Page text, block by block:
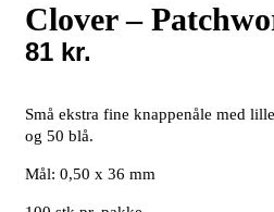
Clover –
81 kr.
Små ekstra fine knappenåle med
og 50 blå.
Mål: 0,50 x 36 mm